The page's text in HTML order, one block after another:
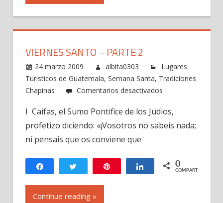
VIERNES SANTO – PARTE 2
24 marzo 2009 albita0303
Lugares
Turisticos de Guatemala, Semana Santa, Tradiciones
Chapinas
Comentarios desactivados
Santo
–
I Caifas, el Sumo Pontifice de los Judios,
profetizo diciendo: «¡Vosotros no sabeis nada;
ni pensais que os conviene que
Compartir Twittear Compartir
0
COMPARTIR
Continue reading »